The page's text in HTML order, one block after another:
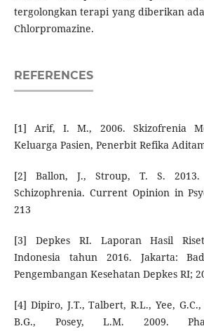
tergolongkan terapi yang diberikan
Chlorpromazine.
REFERENCES
[1] Arif, I. M., 2006. Skizofrenia
Keluarga Pasien, Penerbit Refika
[2] Ballon, J., Stroup, T. S. 2013.
Schizophrenia. Current Opinion in
213
[3] Depkes RI. Laporan Hasil
Indonesia tahun 2016. Jakarta:
Pengembangan Kesehatan Depkes RI;
[4] Dipiro, J.T., Talbert, R.L., Yee,
B.G., Posey, L.M. 2009.